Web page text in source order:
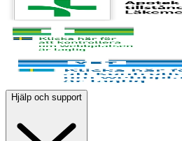
Hjälp och support